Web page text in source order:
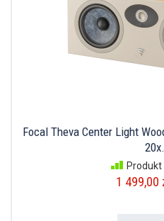
Focal Theva Center Light
Produkt
1 499,00